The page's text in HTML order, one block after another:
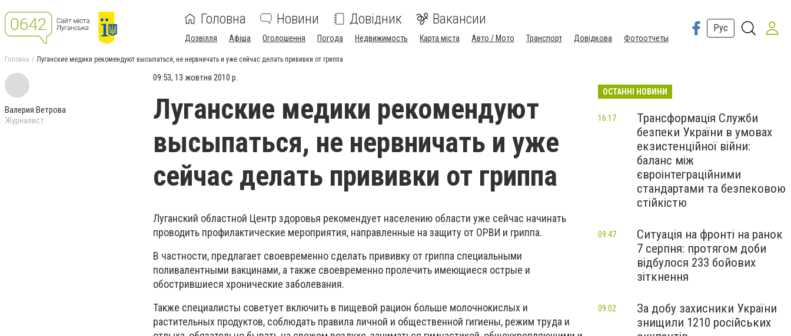
Головна Новини Довідник Вакансии
Дозвілля Афіша Оголошення Погода Недвижимость Карта міста Авто / Мото Транспорт Довідкова Фотоотчеты
Рус
Головна Луганские медики рекомендуют высыпаться, не нервничать и уже сейчас делать прививки от гриппа
Валерия Ветрова
Журналист
09:53, 13 жовтня 2010 р.
Луганские медики рекомендуют
высыпаться, не нервничать и уже
сейчас делать прививки от гриппа
Луганский областной Центр здоровья рекомендует населению области уже сейчас начинать
проводить профилактические мероприятия, направленные на защиту от ОРВИ и гриппа.
В частности, предлагает своевременно сделать прививку от гриппа специальными
поливалентными вакцинами, а также своевременно пролечить имеющиеся острые и
обострившиеся хронические заболевания.
Также специалисты советует включить в пищевой рацион больше молочнокислых и
растительных продуктов, соблюдать правила личной и общественной гигиены, режим труда и
ОСТАННІ НОВИНИ
Трансформація Служби
безпеки України в умовах
екзистенційної війни:
баланс між
євроінтеграційними
стандартами та безпековою
стійкістю
16:17
Ситуація на фронті на ранок
7 серпня: протягом доби
відбулося 233 бойових
зіткнення
09:47
За добу захисники України
знищили 1210 російських
09:02